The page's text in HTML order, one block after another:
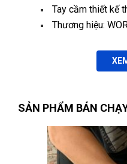
Tay cầm thiết kế
Thương hiệu:
SẢN PHẨM BÁN
(Đánh giá 1 năm trước)
Tư vấn rất kiên nhẫn, hơi